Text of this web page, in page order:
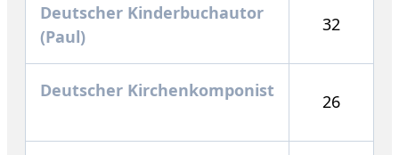
Deutscher Kinderbuchautor
(Paul)
32
Deutscher Kirchenkomponist
26